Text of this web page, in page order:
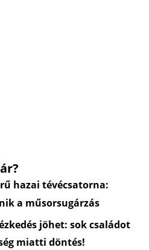
hazai tévécsatorna:
a műsorsugárzás
jöhet: sok családot
miatti döntés!